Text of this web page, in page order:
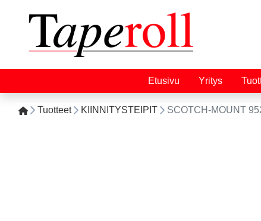
Etusivu Yritys
Tuotteet KIINNITYSTEIPIT SCOTCH-MOUNT